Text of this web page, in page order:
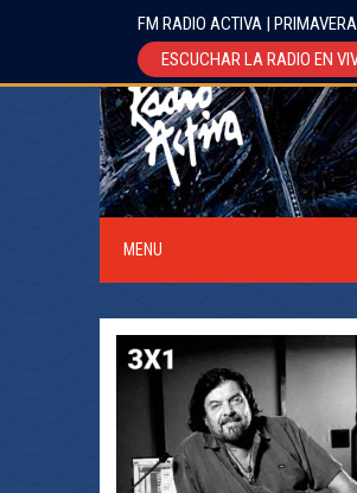
MENU
FM RADIO ACTIVA |
ESCUCHAR LA RADIO EN